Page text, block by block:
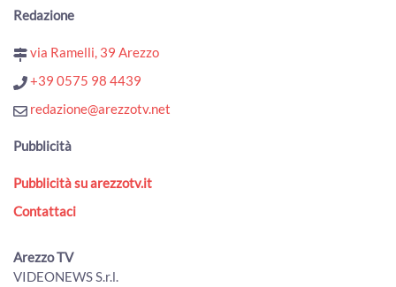
Redazione
via Ramelli, 39 Arezzo
+39 0575 98 4439
redazione@arezzotv.net
Pubblicità
Pubblicità su arezzotv.it
Contattaci
Arezzo TV
VIDEONEWS S.r.l.